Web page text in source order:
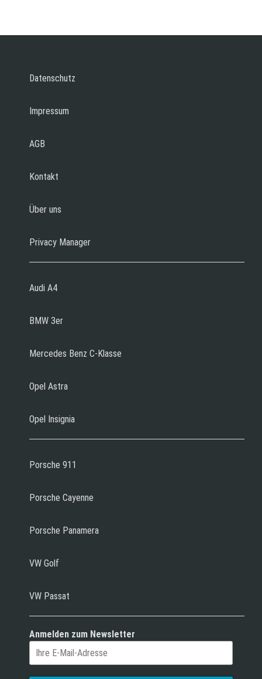
Datenschutz
Impressum
AGB
Kontakt
Über uns
Privacy Manager
Audi A4
BMW 3er
Mercedes Benz C-Klasse
Opel Astra
Opel Insignia
Porsche 911
Porsche Cayenne
Porsche Panamera
VW Golf
VW Passat
Anmelden zum Newsletter